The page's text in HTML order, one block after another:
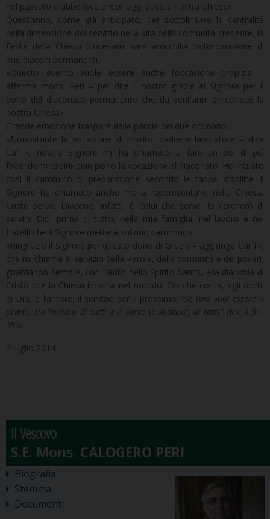
nel passato e abbellisce ancor oggi questa nostra Chiesa».
Quest’anno, come già anticipato, per sottolineare la centralità
della dimensione del servizio nella vita della comunità credente, la
Festa della Chiesa diocesana sarà arricchita dall’ordinazione di
due diaconi permanenti.
«Questo evento vuole essere anche l’occasione propizia –
afferma mons. Peri – per dire il nostro grazie al Signore per il
dono del diaconato permanente che da vent’anni arricchisce la
nostra Chiesa».
Grande emozione traspare dalle parole dei due ordinandi.
«Nonostante la vocazione di marito, padre e lavoratore – dice
Calì -, nostro Signore mi ha chiamato a fare un po’ di più
facendomi capire pian piano la vocazione al diaconato. Ho iniziato
così il cammino di preparazione secondo le tappe stabilite. Il
Signore ha chiamato anche me a rappresentare, nella Chiesa,
Cristo servo. Diacono, infatti, è colui che serve. Io cercherò di
servire Dio, prima di tutto, nella mia famiglia, nel lavoro e nei
fratelli che il Signore metterà sul mio cammino».
«Ringrazio il Signore per questo dono di Grazia – aggiunge Carfì -,
che mi chiama al servizio della Parola, della comunità e dei poveri,
guardando sempre, con l’aiuto dello Spirito Santo, alla diaconia di
Cristo che la Chiesa incarna nel mondo. Ciò che conta, agli occhi
di Dio, è l’amore, il servizio per il prossimo: “Se uno vuol essere il
primo, sia l’ultimo di tutti e il servo (diakonos) di tutti” (Mc 9,34-
35)».
2 luglio 2014
Il Vescovo
Biografia
Stemma
Documenti